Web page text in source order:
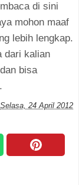
di sini
mohon maaf
lebih lengkap.
dari kalian
bisa
Selasa, 24 April 2012